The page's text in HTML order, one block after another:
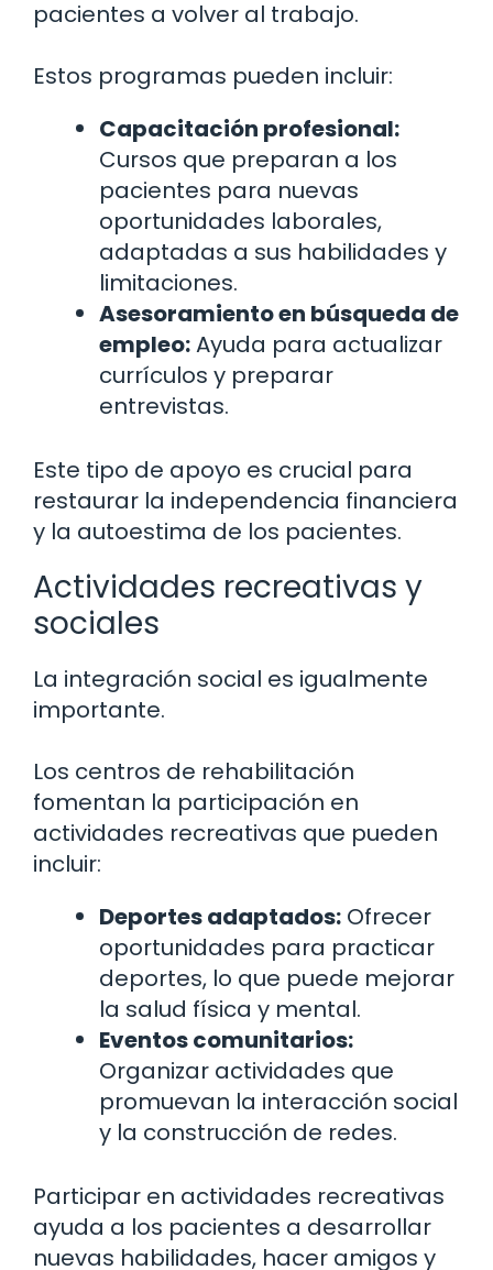
pacientes a volver al trabajo.
Estos programas pueden incluir:
Capacitación profesional:
Cursos que preparan a los
pacientes para nuevas
oportunidades laborales,
adaptadas a sus habilidades y
limitaciones.
Asesoramiento en búsqueda de
empleo:Ayuda para actualizar
currículos y preparar
entrevistas.
Este tipo de apoyo es crucial para
restaurar la independencia financiera
y la autoestima de los pacientes.
Actividades recreativas y
sociales
La integración social es igualmente
importante.
Los centros de rehabilitación
fomentan la participación en
actividades recreativas que pueden
incluir:
Deportes adaptados: Ofrecer
oportunidades para practicar
deportes, lo que puede mejorar
la salud física y mental.
Eventos comunitarios:
Organizar actividades que
promuevan la interacción social
y la construcción de redes.
Participar en actividades recreativas
ayuda a los pacientes a desarrollar
nuevas habilidades, hacer amigos y